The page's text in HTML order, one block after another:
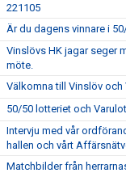
221105
Är du dagens vinnare i
Vinslövs HK jagar seger
möte.
Välkomna till Vinslöv
50/50 lotteriet och
Intervju med vår
hallen och vårt
Matchbilder från